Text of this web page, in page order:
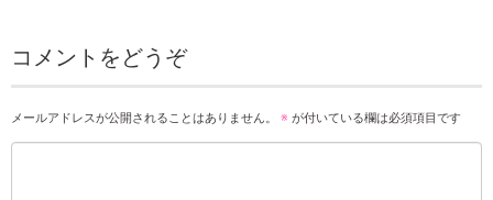
コメントをどうぞ
メールアドレスが公開されることはありません。 ※ が付いている欄は必須項目です